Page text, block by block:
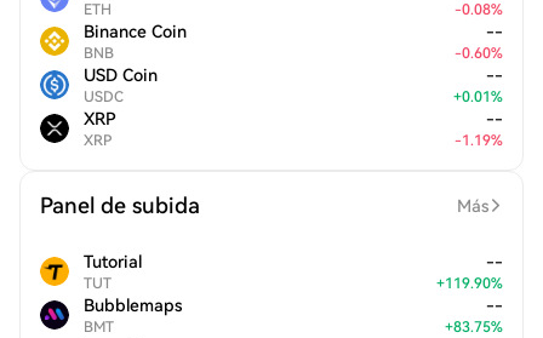
ETH -0.08%
Binance Coin
BNB
--
-0.60%
USD Coin
USDC
--
+0.01%
XRP
XRP
--
-1.19%
Panel de subida Más
Tutorial
TUT
--
+119.90%
Bubblemaps
BMT
--
+83.75%